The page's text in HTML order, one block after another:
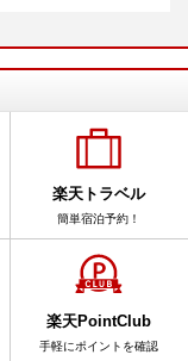
楽天トラベル
簡単宿泊予約！
楽天PointClub
手軽にポイントを確認